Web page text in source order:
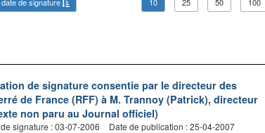
de signature consentie par le directeur des
de France (RFF) à M. Trannoy (Patrick), directeur
non paru au Journal officiel)
signature : 03-07-2006 Date de publication : 25-04-2007